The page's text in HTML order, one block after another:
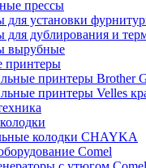
прессы
для установки
для дублирования и
вырубные
принтеры
принтеры Brother
принтеры Velles
колодки CHAYKA
Comel